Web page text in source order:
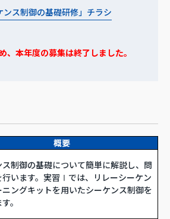
ス制御の基礎研修」チラシ
、本年度の募集は終了しました。
概要
ス制御の基礎について簡単に解説し、問
行います。実習Ⅰでは、リレーシーケン
ニングキットを用いたシーケンス制御を
。